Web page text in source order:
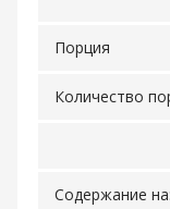
Порция
Количество
Содержание на: